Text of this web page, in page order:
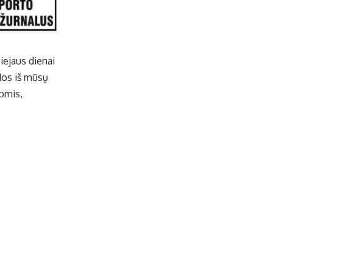
dienai
iš mūsų